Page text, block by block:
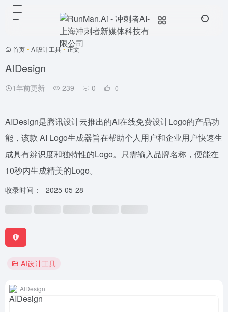
首页 • AI设计工具 • 正文
AIDesign
1年前更新 239 0 0
AIDesign是腾讯设计云推出的AI在线免费设计Logo的产品功
能，该款 AI Logo生成器旨在帮助个人用户和企业用户快速生
成具有辨识度和独特性的Logo。只需输入品牌名称，便能在
10秒内生成精美的Logo。
收录时间： 2025-05-28
AI设计工具
AIDesign